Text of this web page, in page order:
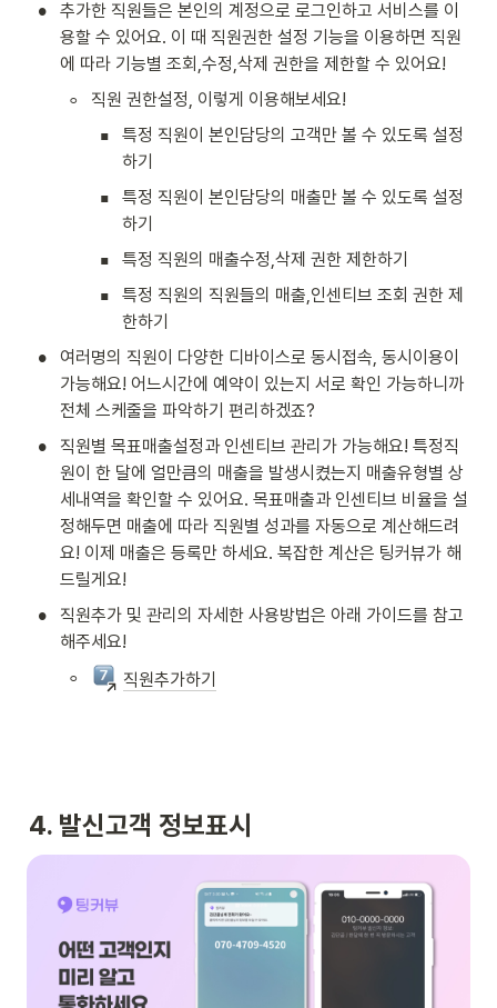
•
추가한 직원들은 본인의 계정으로 로그인하고 서비스를 이
용할 수 있어요. 이 때 직원권한 설정 기능을 이용하면 직원
에 따라 기능별 조회,수정,삭제 권한을 제한할 수 있어요!
◦ 직원 권한설정, 이렇게 이용해보세요!
▪
특정 직원이 본인담당의 고객만 볼 수 있도록 설정
하기
▪
특정 직원이 본인담당의 매출만 볼 수 있도록 설정
하기
▪ 특정 직원의 매출수정,삭제 권한 제한하기
▪
특정 직원의 직원들의 매출,인센티브 조회 권한 제
한하기
•
여러명의 직원이 다양한 디바이스로 동시접속, 동시이용이
가능해요! 어느시간에 예약이 있는지 서로 확인 가능하니까
전체 스케줄을 파악하기 편리하겠죠?
•
직원별 목표매출설정과 인센티브 관리가 가능해요! 특정직
원이 한 달에 얼만큼의 매출을 발생시켰는지 매출유형별 상
세내역을 확인할 수 있어요. 목표매출과 인센티브 비율을 설
정해두면 매출에 따라 직원별 성과를 자동으로 계산해드려
요! 이제 매출은 등록만 하세요. 복잡한 계산은 팅커뷰가 해
드릴게요!
•
직원추가 및 관리의 자세한 사용방법은 아래 가이드를 참고
해주세요!
◦ 직원추가하기
4. 발신고객 정보표시